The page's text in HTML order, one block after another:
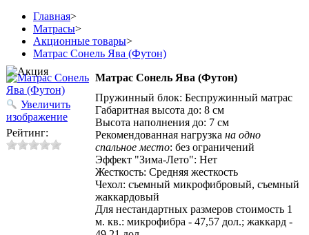
Главная>
Матрасы>
Акционные товары>
Матрас Сонель Ява (Футон)
Увеличить
изображение
Рейтинг:
Матрас Сонель Ява (Футон)
Пружинный блок: Беспружинный матрас
Габаритная высота до: 8 см
Высота наполнения до: 7 см
Рекомендованная нагрузка на одно
спальное место: без ограничений
Эффект "Зима-Лето": Нет
Жесткость: Средняя жесткость
Чехол: съемный микрофибровый, съемный
жаккардовый
Для нестандартных размеров стоимость 1
м. кв.: микрофибра - 47,57 дол.; жаккард -